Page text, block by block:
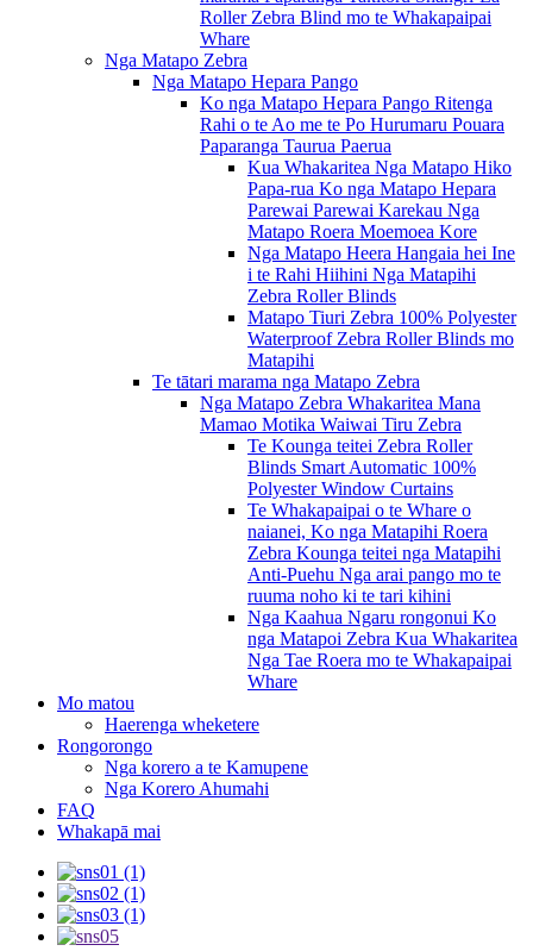
Roller Zebra Blind mo te Whakapaipai
Whare
Nga Matapo Zebra
Nga Matapo Hepara Pango
Ko nga Matapo Hepara Pango Ritenga
Rahi o te Ao me te Po Hurumaru Pouara
Paparanga Taurua Paerua
Kua Whakaritea Nga Matapo Hiko
Papa-rua Ko nga Matapo Hepara
Parewai Parewai Karekau Nga
Matapo Roera Moemoea Kore
Nga Matapo Heera Hangaia hei Ine
i te Rahi Hiihini Nga Matapihi
Zebra Roller Blinds
Matapo Tiuri Zebra 100% Polyester
Waterproof Zebra Roller Blinds mo
Matapihi
Te tātari marama nga Matapo Zebra
Nga Matapo Zebra Whakaritea Mana
Mamao Motika Waiwai Tiru Zebra
Te Kounga teitei Zebra Roller
Blinds Smart Automatic 100%
Polyester Window Curtains
Te Whakapaipai o te Whare o
naianei, Ko nga Matapihi Roera
Zebra Kounga teitei nga Matapihi
Anti-Puehu Nga arai pango mo te
ruuma noho ki te tari kihini
Nga Kaahua Ngaru rongonui Ko
nga Matapoi Zebra Kua Whakaritea
Nga Tae Roera mo te Whakapaipai
Whare
Mo matou
Haerenga wheketere
Rongorongo
Nga korero a te Kamupene
Nga Korero Ahumahi
FAQ
Whakapā mai